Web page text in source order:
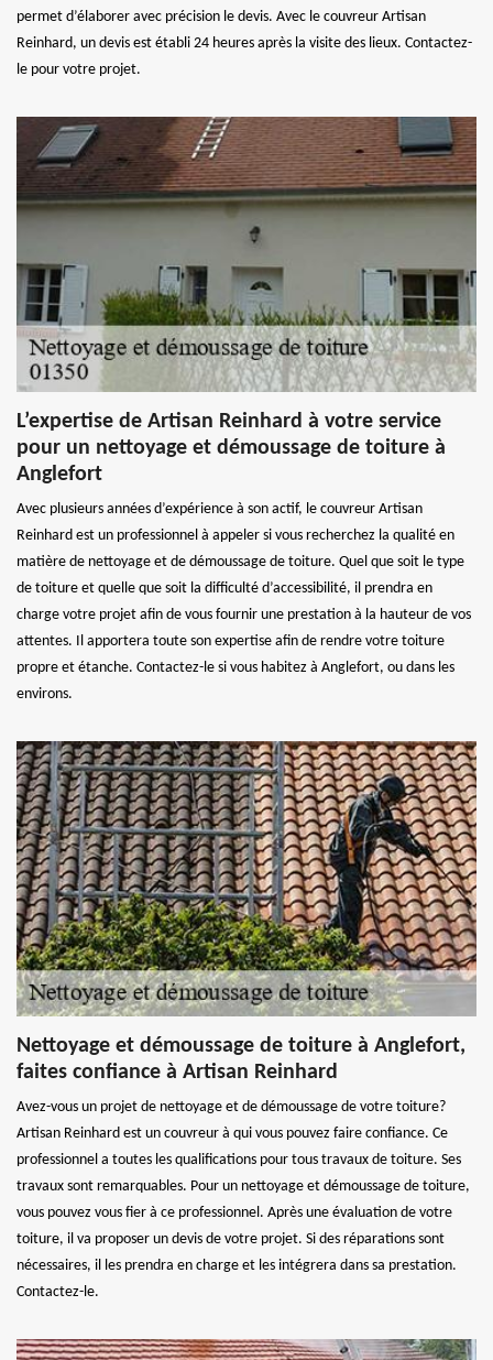
permet d’élaborer avec précision le devis. Avec le couvreur Artisan
Reinhard, un devis est établi 24 heures après la visite des lieux. Contactez-
le pour votre projet.
L’expertise de Artisan Reinhard à votre service
pour un nettoyage et démoussage de toiture à
Anglefort
Avec plusieurs années d’expérience à son actif, le couvreur Artisan
Reinhard est un professionnel à appeler si vous recherchez la qualité en
matière de nettoyage et de démoussage de toiture. Quel que soit le type
de toiture et quelle que soit la difficulté d’accessibilité, il prendra en
charge votre projet afin de vous fournir une prestation à la hauteur de vos
attentes. Il apportera toute son expertise afin de rendre votre toiture
propre et étanche. Contactez-le si vous habitez à Anglefort, ou dans les
environs.
Nettoyage et démoussage de toiture à Anglefort,
faites confiance à Artisan Reinhard
Avez-vous un projet de nettoyage et de démoussage de votre toiture?
Artisan Reinhard est un couvreur à qui vous pouvez faire confiance. Ce
professionnel a toutes les qualifications pour tous travaux de toiture. Ses
travaux sont remarquables. Pour un nettoyage et démoussage de toiture,
vous pouvez vous fier à ce professionnel. Après une évaluation de votre
toiture, il va proposer un devis de votre projet. Si des réparations sont
nécessaires, il les prendra en charge et les intégrera dans sa prestation.
Contactez-le.